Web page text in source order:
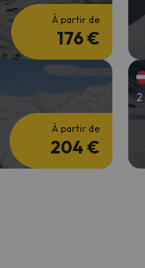
À partir de
176 €
À partir de
204 €